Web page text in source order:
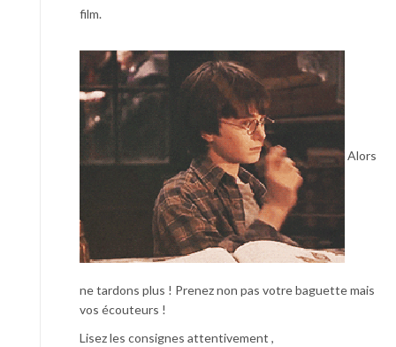
film.
Alors
ne tardons plus ! Prenez non pas votre baguette mais
vos écouteurs !
Lisez les consignes attentivement ,